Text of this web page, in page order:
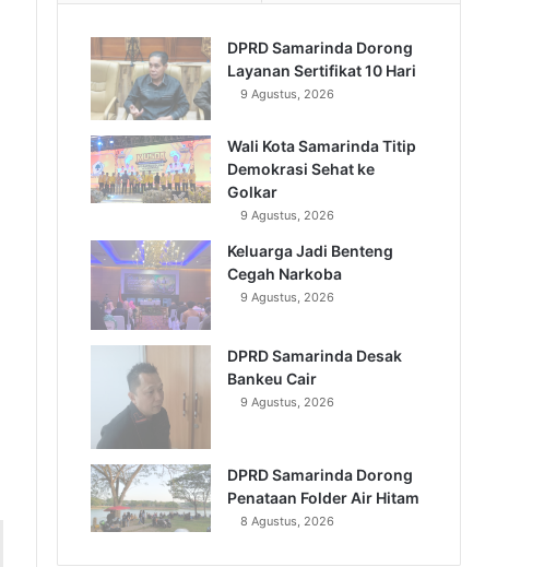
DPRD Samarinda Dorong
Layanan Sertifikat 10 Hari
9 Agustus, 2026
Wali Kota Samarinda Titip
Demokrasi Sehat ke
Golkar
9 Agustus, 2026
Keluarga Jadi Benteng
Cegah Narkoba
9 Agustus, 2026
DPRD Samarinda Desak
Bankeu Cair
9 Agustus, 2026
DPRD Samarinda Dorong
Penataan Folder Air Hitam
8 Agustus, 2026